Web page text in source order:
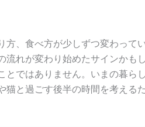
方、食べ方が少しずつ変わって
流れが変わり始めたサインかも
とではありません。いまの暮ら
猫と過ごす後半の時間を考える